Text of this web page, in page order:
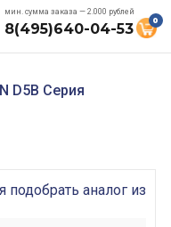
мин. сумма заказа — 2.000 рублей
8(495)640-04-53 0
D5B Серия
подобрать аналог из